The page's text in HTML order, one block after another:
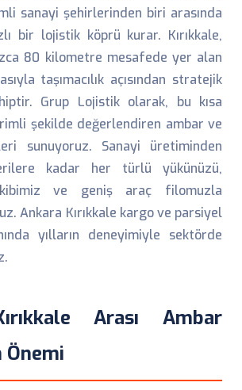
sanayi şehirlerinden biri arasında
bir lojistik köprü kurar. Kırıkkale,
80 kilometre mesafede yer alan
taşımacılık açısından stratejik
Grup Lojistik olarak, bu kısa
şekilde değerlendiren ambar ve
sunuyoruz. Sanayi üretiminden
kadar her türlü yükünüzü,
ve geniş araç filomuzla
Ankara Kırıkkale kargo ve parsiyel
yılların deneyimiyle sektörde
Arası Ambar